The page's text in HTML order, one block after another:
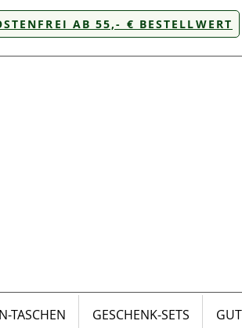
AB 55,- € BESTELLWERT
TASCHEN GESCHENK-SETS